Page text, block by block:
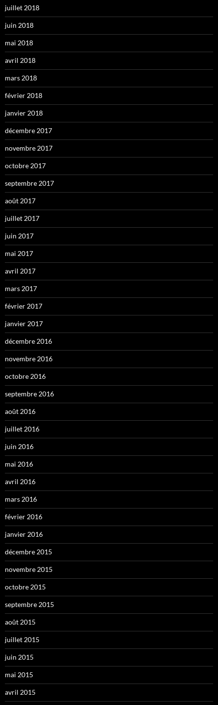
juillet 2018
juin 2018
mai 2018
avril 2018
mars 2018
février 2018
janvier 2018
décembre 2017
novembre 2017
octobre 2017
septembre 2017
août 2017
juillet 2017
juin 2017
mai 2017
avril 2017
mars 2017
février 2017
janvier 2017
décembre 2016
novembre 2016
octobre 2016
septembre 2016
août 2016
juillet 2016
juin 2016
mai 2016
avril 2016
mars 2016
février 2016
janvier 2016
décembre 2015
novembre 2015
octobre 2015
septembre 2015
août 2015
juillet 2015
juin 2015
mai 2015
avril 2015